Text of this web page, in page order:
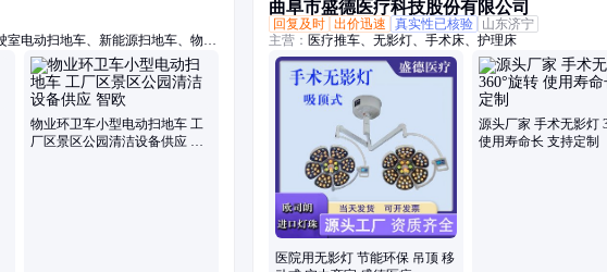
电动扫地车、新能源扫地车、物业
小型扫地车、公园扫地车、工厂扫
机、工厂手把扫地、全封闭电动扫
物业环卫车小型电动扫地车 工
厂区景区公园清洁设备供应 智
曲阜市盛德医疗科技股份有限公司
回复及时 出价迅速 真实性已核验
山东济宁
主营： 医疗推车、无影灯、手术床、护理床
医院用无影灯 节能环保 吊顶 移
源头厂家 手术无影灯
使用寿命长 支持定制